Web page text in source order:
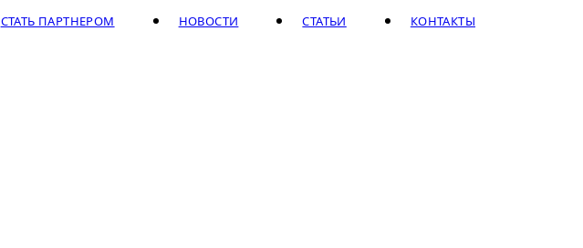
КОНТАКТЫ
СТАТЬИ
НОВОСТИ
СТАТЬ ПАРТНЕРОМ